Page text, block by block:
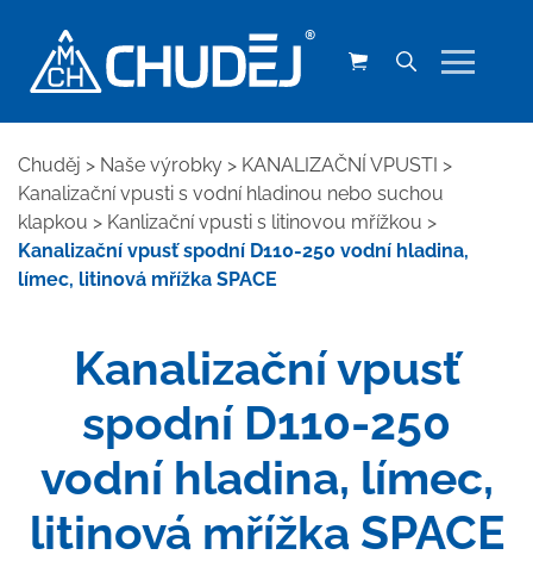
Chuděj > Naše výrobky > KANALIZAČNÍ VPUSTI >
Kanalizační vpusti s vodní hladinou nebo suchou
klapkou > Kanlizační vpusti s litinovou mřížkou >
Kanalizační vpusť spodní D110-250 vodní hladina,
límec, litinová mřížka SPACE
Kanalizační vpusť
spodní D110-250
vodní hladina, límec,
litinová mřížka SPACE